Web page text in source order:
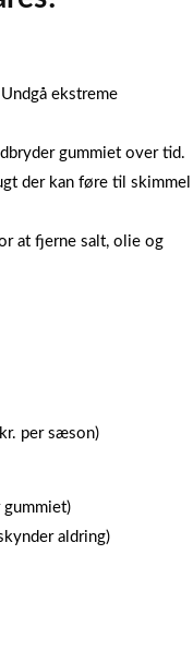
ekstreme
gummiet over tid.
der kan føre til skimmel
at fjerne salt, olie og
per sæson)
aldring)